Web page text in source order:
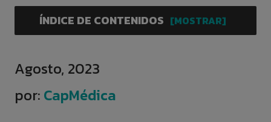
ÍNDICE DE CONTENIDOS
Agosto, 2023
por: CapMédica